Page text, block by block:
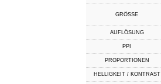
GRÖSSE
AUFLÖSUNG
PPI
PROPORTIONEN
HELLIGKEIT / KONTRAST